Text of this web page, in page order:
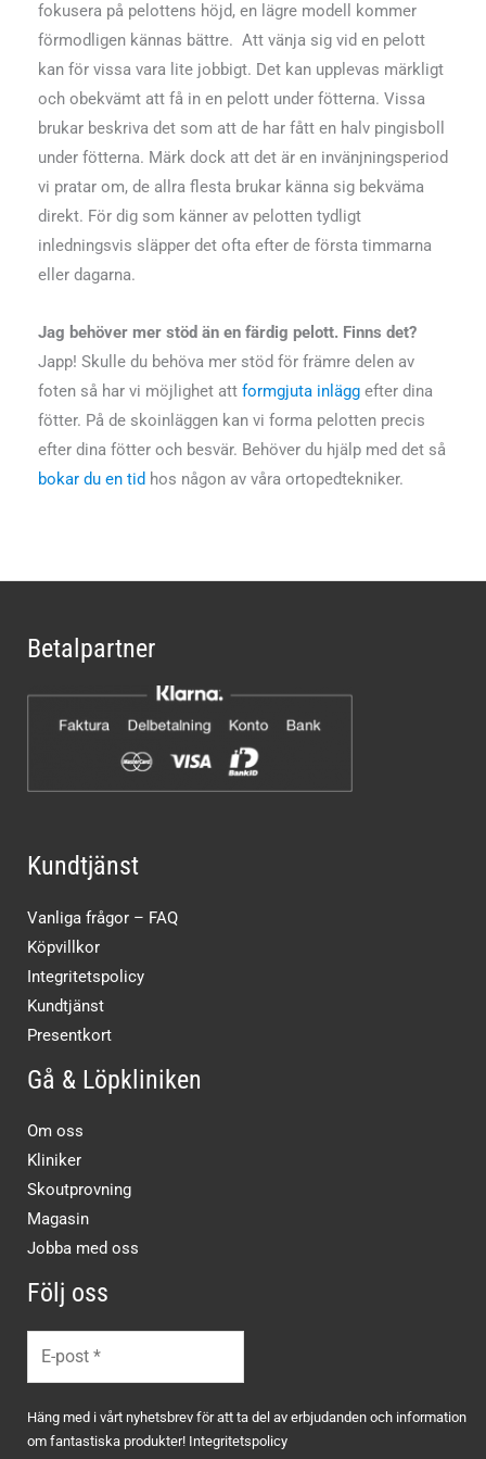
fokusera på pelottens höjd, en lägre modell kommer
förmodligen kännas bättre. Att vänja sig vid en pelott
kan för vissa vara lite jobbigt. Det kan upplevas märkligt
och obekvämt att få in en pelott under fötterna. Vissa
brukar beskriva det som att de har fått en halv pingisboll
under fötterna. Märk dock att det är en invänjningsperiod
vi pratar om, de allra flesta brukar känna sig bekväma
direkt. För dig som känner av pelotten tydligt
inledningsvis släpper det ofta efter de första timmarna
eller dagarna.
Jag behöver mer stöd än en färdig pelott. Finns det?
Japp! Skulle du behöva mer stöd för främre delen av
foten så har vi möjlighet att formgjuta inlägg efter dina
fötter. På de skoinläggen kan vi forma pelotten precis
efter dina fötter och besvär. Behöver du hjälp med det så
bokar du en tid hos någon av våra ortopedtekniker.
Betalpartner
Kundtjänst
Vanliga frågor – FAQ
Köpvillkor
Integritetspolicy
Kundtjänst
Presentkort
Gå & Löpkliniken
Om oss
Kliniker
Skoutprovning
Magasin
Jobba med oss
Följ oss
Häng med i vårt nyhetsbrev för att ta del av erbjudanden och information
om fantastiska produkter! Integritetspolicy